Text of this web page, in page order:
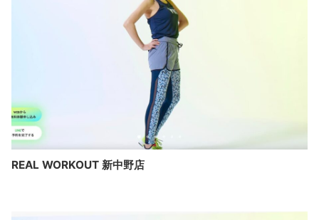
REAL WORKOUT 新中野店